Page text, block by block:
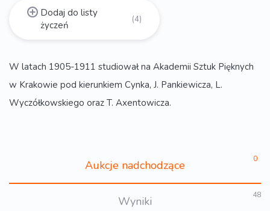
Dodaj do listy
życzeń
(4)
W latach 1905-1911 studiował na Akademii Sztuk Pięknych
w Krakowie pod kierunkiem Cynka, J. Pankiewicza, L.
Wyczółkowskiego oraz T. Axentowicza.
Aukcje nadchodzące 0
Wyniki 48